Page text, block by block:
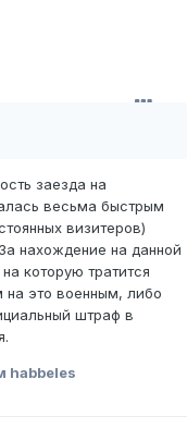
заезда на
весьма быстрым
визитеров)
нахождение на данной
которую тратится
это военным, либо
штраф в
habbeles